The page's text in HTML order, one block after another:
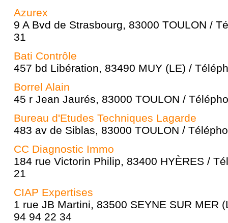
Azurex
9 A Bvd de Strasbourg, 83000 TOULON /
31
Bati Contrôle
457 bd Libération, 83490 MUY (LE) /
Borrel Alain
45 r Jean Jaurés, 83000 TOULON /
Bureau d'Etudes Techniques Lagarde
483 av de Siblas, 83000 TOULON /
CC Diagnostic Immo
184 rue Victorin Philip, 83400 HYÈRES /
21
CIAP Expertises
1 rue JB Martini, 83500 SEYNE SUR MER
94 94 22 34